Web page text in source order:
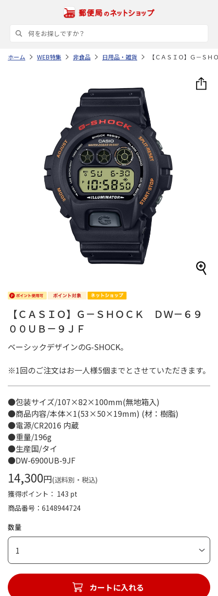
ホーム WEB特集 非食品 日用品・雑貨 【ＣＡＳＩＯ】Ｇ－Ｓ
【ＣＡＳＩＯ】Ｇ－ＳＨＯＣＫ ＤＷ－６９
００ＵＢ－９ＪＦ
ベーシックデザインのG-SHOCK。
※1回のご注文はお一人様5個までとさせていただきます。
●包装サイズ/107×82×100mm(無地箱入)
●商品内容/本体×1(53×50×19mm) (材：樹脂)
●電源/CR2016 内蔵
●重量/196g
●生産国/タイ
●DW-6900UB-9JF
14,300円(送料別・税込)
獲得ポイント： 143 pt
商品番号
6148944724
数量
1
カートに入れる